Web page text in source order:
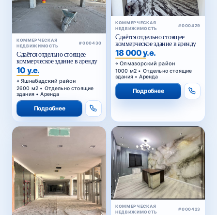
КОММЕРЧЕСКАЯ
НЕДВИЖИМОСТЬ
#000430
Сдаётся отдельно стоящее
коммерческое здание в аренду
10 у.е.
Яшнабадский район
2600 м2 • Отдельно стоящие
здания • Аренда
Подробнее
КОММЕРЧЕСКАЯ
НЕДВИЖИМОСТЬ
#000429
Сдаётся отдельно стоящее
коммерческое здание в аренду
18 000 у.е.
Олмазорский район
1000 м2 • Отдельно стоящие
здания • Аренда
Подробнее
КОММЕРЧЕСКАЯ
НЕДВИЖИМОСТЬ
#000423